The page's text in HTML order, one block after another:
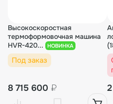
Высокоскоростная
термоформовочная машина
HVR-420...
НОВИНКА
Под заказ
8 715 600 ₽